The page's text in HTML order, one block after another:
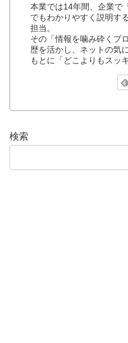
本業では14年間、企業で
でもわかりやすく説明す
担当。
その「情報を噛み砕くプ
歴を活かし、ネットの気
もとに「どこよりもスッ
検索